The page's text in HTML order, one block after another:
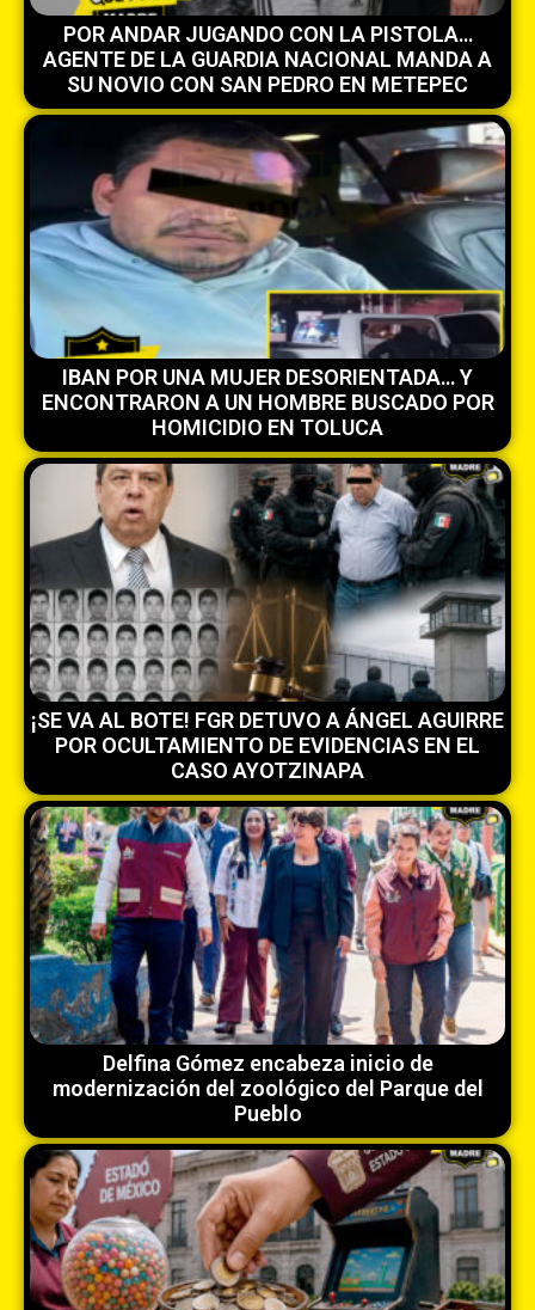
POR ANDAR JUGANDO CON LA PISTOLA…
AGENTE DE LA GUARDIA NACIONAL MANDA A
SU NOVIO CON SAN PEDRO EN METEPEC
IBAN POR UNA MUJER DESORIENTADA… Y
ENCONTRARON A UN HOMBRE BUSCADO POR
HOMICIDIO EN TOLUCA
¡SE VA AL BOTE! FGR DETUVO A ÁNGEL AGUIRRE
POR OCULTAMIENTO DE EVIDENCIAS EN EL
CASO AYOTZINAPA
Delfina Gómez encabeza inicio de
modernización del zoológico del Parque del
Pueblo